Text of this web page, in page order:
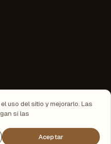
uso del sitio y mejorarlo. Las
si las
Aceptar